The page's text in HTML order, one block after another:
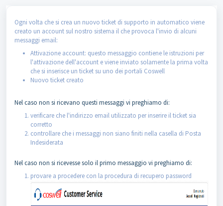
Ogni volta che si crea un nuovo ticket di supporto in automatico viene
creato un account sul nostro sistema il che provoca l'invio di alcuni
messaggi email:
Attivazione account: questo messaggio contiene le istruzioni per
l'attivazione dell'account e viene inviato solamente la prima volta
che si inserisce un ticket su uno dei portali Coswell
Nuovo ticket creato
Nel caso non si ricevano questi messaggi vi preghiamo di:
verificare che l'indirizzo email utilizzato per inserire il ticket sia
corretto
controllare che i messaggi non siano finiti nella casella di Posta
Indesiderata
Nel caso non si ricevesse solo il primo messaggio vi preghiamo di:
provare a procedere con la procedura di recupero password